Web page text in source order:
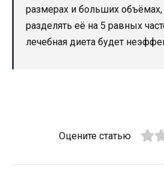
размерах и больших
разделять её на 5 равных
лечебная диета будет
Оцените статью